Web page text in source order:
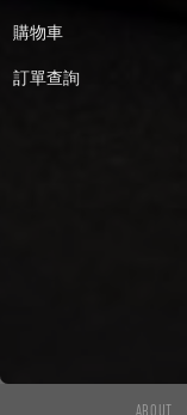
購物車
訂單查詢
ABOUT